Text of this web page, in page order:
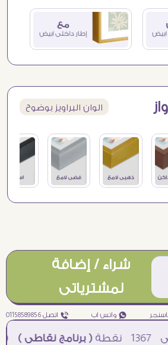
الوان البراويز بوضوح
شراء / إضافة
لمشترياتى
₧ واتس اب ƒ اتصل 01158589856
نقطة( برنامج نقاطى )à خصم 5% للعملاء الجدد à شحن مجانى عند الشراء ب 4000 جنيه à